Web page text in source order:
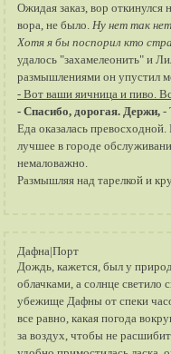
Ожидая заказ, вор откинулся
вора, не было. Ну нет так
Хотя я бы поспорил кто
удалось "захамелеонить" и
размышлениями он упустил
- Вот ваши яичница и пиво.
- Спасибо, дорогая. Держи,-
Еда оказалась
лучшее в городе
немаловажно.
Размышляя над тарелкой и
Дафна|Порт
Дождь, кажется, был у
облачками, а солнце светило
убежище Дафны от спеки
все равно, какая погода
за воздух, чтобы не